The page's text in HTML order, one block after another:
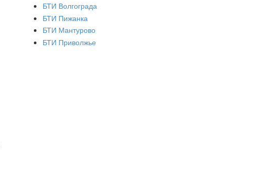
БТИ Волгограда
БТИ Пижанка
БТИ Мантурово
БТИ Приволжье